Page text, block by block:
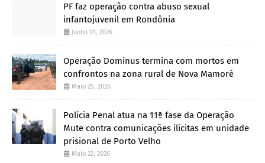
PF faz operação contra abuso sexual
infantojuvenil em Rondônia
Junho 01, 2026
Operação Dominus termina com mortos em
confrontos na zona rural de Nova Mamoré
Maio 25, 2026
Polícia Penal atua na 11ª fase da Operação
Mute contra comunicações ilícitas em unidade
prisional de Porto Velho
Maio 22, 2026